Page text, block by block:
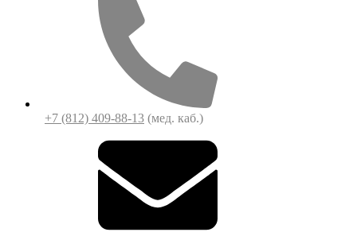
+7 (812) 409-88-13 (мед. каб.)